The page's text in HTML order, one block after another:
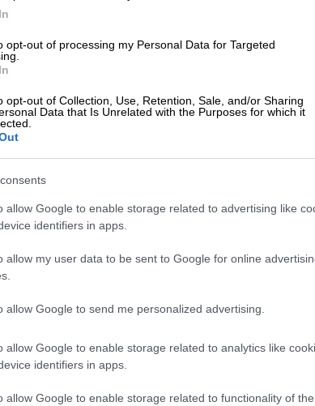
opt-out of processing my Personal Data for Targeted
opt-out of Collection, Use, Retention, Sale, and/or Sharing
Data that Is Unrelated with the Purposes for which it
allow Google to enable storage related to advertising like
identifiers in apps.
allow my user data to be sent to Google for online
allow Google to send me personalized advertising.
allow Google to enable storage related to analytics like
identifiers in apps.
allow Google to enable storage related to functionality of
προέδρου της Τουρκίας
κινδυνεύει να απελαθεί στην
ο Ερτουγκρούλ Γιγκίτ, 60 ετών,
την Παρασκευή ότι θα πρέπει
πριν από την 22α Ιανουαρίου ειδάλλως
της Τουρκίας Ρετζέπ Ταγίπ
36 χρόνια, ενώ είναι διευθυντής
απέλασης συνδέεται με τη
Ερντογάν.
που παραχώρησαν ο πρόεδρος της
Άγγελα Μέρκελ την 28η
με το σύνθημα «Ελευθερία για
μετά τον απομάκρυναν από την